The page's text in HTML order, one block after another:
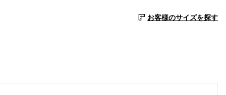
お客様のサイズを探す